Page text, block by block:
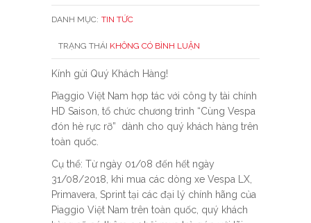
DANH MỤC: TIN TỨC
TRẠNG THÁI KHÔNG CÓ BÌNH LUẬN
Kính gửi Quý Khách Hàng!
Piaggio Việt Nam hợp tác với công ty tài chính
HD Saison, tổ chức chương trình “Cùng Vespa
đón hè rực rỡ” dành cho quý khách hàng trên
toàn quốc.
Cụ thể: Từ ngày 01/08 đến hết ngày
31/08/2018, khi mua các dòng xe Vespa LX,
Primavera, Sprint tại các đại lý chính hãng của
Piaggio Việt Nam trên toàn quốc, quý khách